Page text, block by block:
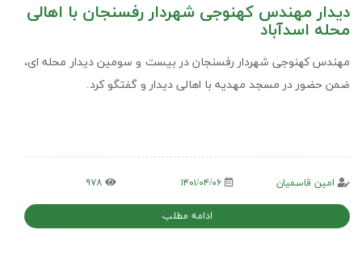
دیدار مهندس کهنوجی شهردار رفسنجان با اهالی
محله اسدآباد
مهندس کهنوجی شهردار رفسنجان در بیست و سومین دیدار محله ای،
ضمن حضور در مسجد مهدیه با اهالی دیدار و گفتگو کرد.
امین قاسمیان ۱۴۰۱/۰۴/۰۶ ۹۷۸
ادامه مطلب